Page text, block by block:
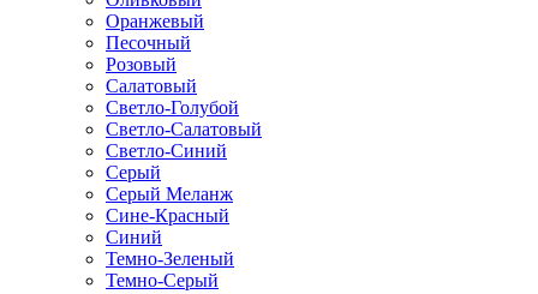
Оранжевый
Песочный
Розовый
Салатовый
Светло-Голубой
Светло-Салатовый
Светло-Синий
Серый
Серый Меланж
Сине-Красный
Синий
Темно-Зеленый
Темно-Серый